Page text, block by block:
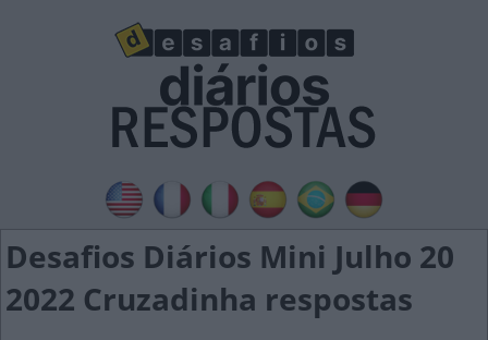
Desafios Diários Mini Julho 20
2022 Cruzadinha respostas